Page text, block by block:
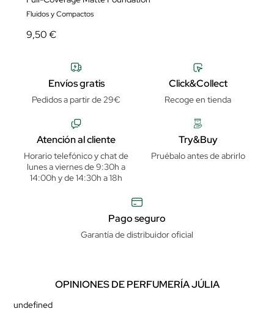
Fluidos y Compactos
9,50 €
Envíos gratis
Pedidos a partir de 29€
Click&Collect
Recoge en tienda
Atención al cliente
Horario telefónico y chat de
lunes a viernes de 9:30h a
14:00h y de 14:30h a 18h
Try&Buy
Pruébalo antes de abrirlo
Pago seguro
Garantía de distribuidor oficial
OPINIONES DE PERFUMERÍA JÚLIA
undefined